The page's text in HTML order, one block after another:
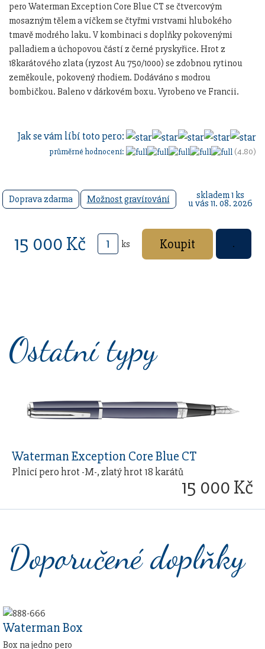
pero Waterman Exception Core Blue CT se čtvercovým
mosazným tělem a víčkem se čtyřmi vrstvami hlubokého
tmavě modrého laku. V kombinaci s doplňky pokovenými
palladiem a úchopovou částí z černé pryskyřice. Hrot z
18karátového zlata (ryzost Au 750/1000) se zdobnou rytinou
zeměkoule, pokovený rhodiem. Dodáváno s modrou
bombičkou. Baleno v dárkovém boxu. Vyrobeno ve Francii.
Jak se vám líbí toto pero:
průměrné hodnocení: (4.80)
Doprava zdarma Možnost gravírování skladem 1 ks
u vás 11. 08. 2026
15 000 Kč ks
Ostatní typy
Waterman Exception Core Blue CT
Plnicí pero hrot -M-, zlatý hrot 18 karátů
15 000 Kč
Doporučené doplňky
Waterman Box
Box na jedno pero